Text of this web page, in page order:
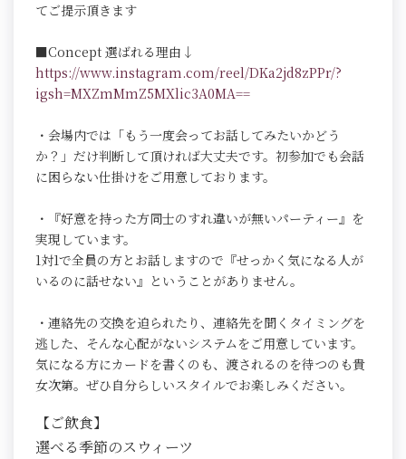
てご提示頂きます
■Concept 選ばれる理由↓
https://www.instagram.com/reel/DKa2jd8zPPr/?
igsh=MXZmMmZ5MXlic3A0MA==
・会場内では「もう一度会ってお話してみたいかどう
か？」だけ判断して頂ければ大丈夫です。初参加でも会話
に困らない仕掛けをご用意しております。
・『好意を持った方同士のすれ違いが無いパーティー』を
実現しています。
1対1で全員の方とお話しますので『せっかく気になる人が
いるのに話せない』ということがありません。
・連絡先の交換を迫られたり、連絡先を聞くタイミングを
逃した、そんな心配がないシステムをご用意しています。
気になる方にカードを書くのも、渡されるのを待つのも貴
女次第。ぜひ自分らしいスタイルでお楽しみください。
【ご飲食】
選べる季節のスウィーツ